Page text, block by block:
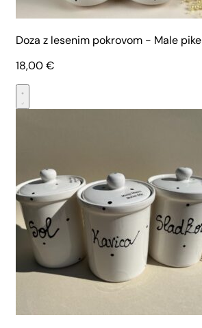
Doza z lesenim pokrovom - Male pike
18,00€